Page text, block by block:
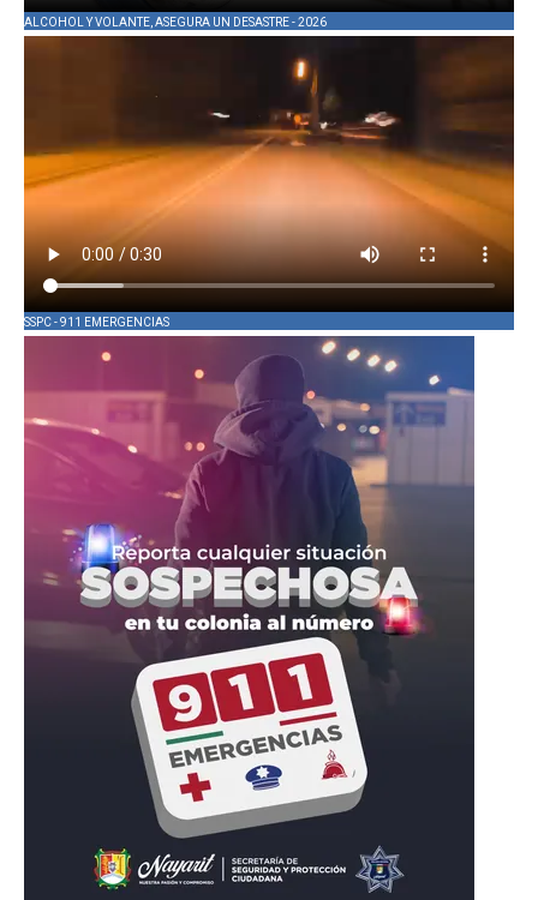
ALCOHOL Y VOLANTE, ASEGURA UN DESASTRE - 2026
SSPC - 911 EMERGENCIAS